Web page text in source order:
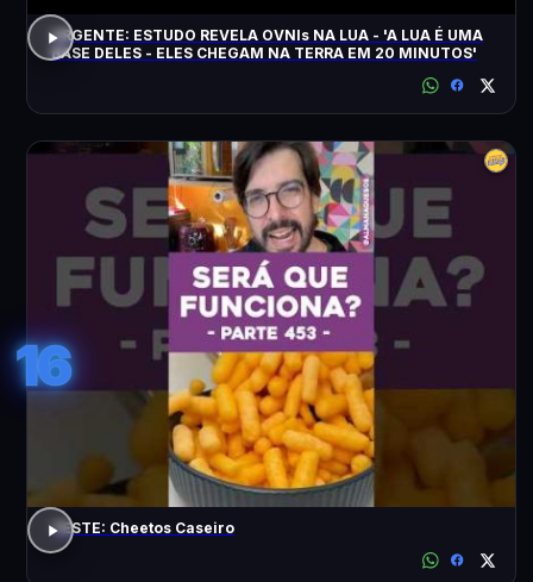
URGENTE: ESTUDO REVELA OVNIs NA LUA - 'A LUA É UMA
BASE DELES - ELES CHEGAM NA TERRA EM 20 MINUTOS'
16
TESTE: Cheetos Caseiro